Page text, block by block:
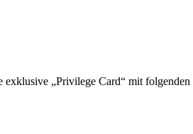
„Privilege Card“ mit folgenden